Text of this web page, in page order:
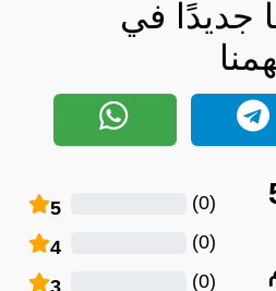
جديدًا في
5 (
0
)
4 (
0
)
3 (
0
)